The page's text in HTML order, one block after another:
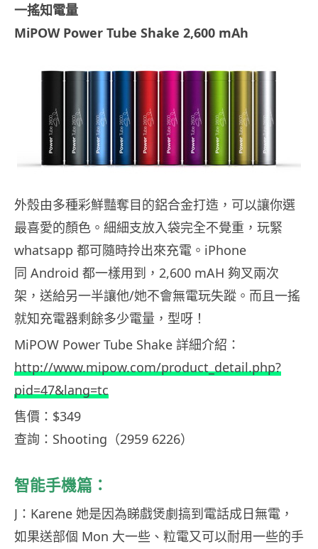
一搖知電量
MiPOW Power Tube Shake 2,600 mAh
外殼由多種彩鮮豔奪目的鋁合金打造，可以讓你選
最喜愛的顏色。細細支放入袋完全不覺重，玩緊
whatsapp 都可隨時拎出來充電。iPhone
同 Android 都一樣用到，2,600 mAH 夠叉兩次
架，送給另一半讓他/她不會無電玩失蹤。而且一搖
就知充電器剩餘多少電量，型呀！
MiPOW Power Tube Shake 詳細介紹：
http://www.mipow.com/product_detail.php?
pid=47&lang=tc
售價：$349
查詢：Shooting（2959 6226）
智能手機篇：
J：Karene 她是因為睇戲煲劇搞到電話成日無電，
如果送部個 Mon 大一些、粒電又可以耐用一些的手